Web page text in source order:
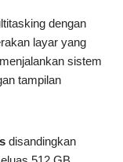
dengan
layar yang
sistem
tampilan
disandingkan